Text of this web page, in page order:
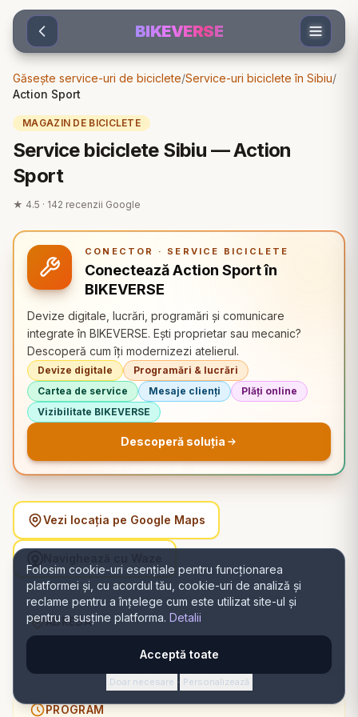
Sari la conținut
Folosim cookie-uri esențiale pentru funcționarea
platformei și, cu acordul tău, cookie-uri de analiză și
reclame pentru a înțelege cum este utilizat site-ul și
pentru a susține platforma. Detalii
Acceptă toate
Doar necesare · Personalizează
BIKEVERSE
Găsește service-uri de biciclete/Service-uri biciclete în Sibiu/
Action Sport
MAGAZIN DE BICICLETE
Service biciclete Sibiu — Action
Sport
★ 4.5 · 142 recenzii Google
CONECTOR · SERVICE BICICLETE
Conectează Action Sport în
BIKEVERSE
Devize digitale, lucrări, programări și comunicare
integrate în BIKEVERSE. Ești proprietar sau mecanic?
Descoperă cum îți modernizezi atelierul.
Devize digitale
Programări & lucrări
Cartea de service
Mesaje clienți
Plăți online
Vizibilitate BIKEVERSE
Descoperă soluția
Vezi locația pe Google Maps
ADRESĂ
Calea Dumbrăvii 89, 557260 Sibiu, România, Sibiu, Sibiu
PROGRAM